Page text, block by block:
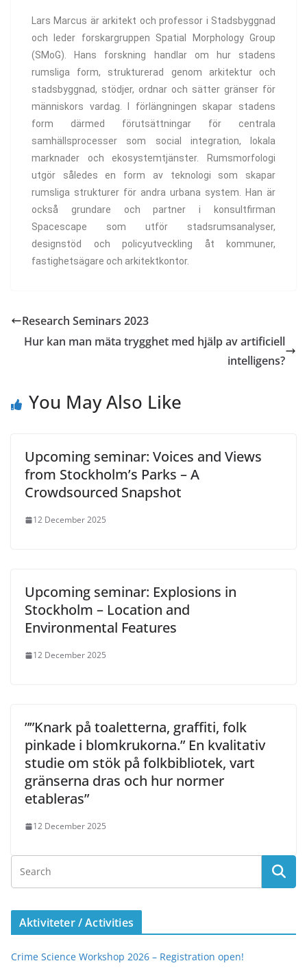
Lars Marcus är arkitekt och professor i Stadsbyggnad
och leder forskargruppen Spatial Morphology Group
(SMoG). Hans forskning handlar om hur stadens
rumsliga form, strukturerad genom arkitektur och
stadsbyggnad, stödjer, ordnar och sätter gränser för
människors vardag. I förlängningen skapar stadens
form därmed förutsättningar för centrala
samhällsprocesser som social integration, lokala
marknader och ekosystemtjänster. Rumsmorfologi
utgör således en form av teknologi som skapar
rumsliga strukturer för andra urbana system. Han är
också grundare och partner i konsultfirman
Spacescape som utför stadsrumsanalyser,
designstöd och policyutveckling åt kommuner,
fastighetsägare och arkitektkontor.
Research Seminars 2023
Hur kan man mäta trygghet med hjälp av artificiell
intelligens?
You May Also Like
Upcoming seminar: Voices and Views
from Stockholm’s Parks – A
Crowdsourced Snapshot
12 December 2025
Upcoming seminar: Explosions in
Stockholm – Location and
Environmental Features
12 December 2025
””Knark på toaletterna, graffiti, folk
pinkade i blomkrukorna.” En kvalitativ
studie om stök på folkbibliotek, vart
gränserna dras och hur normer
etableras”
12 December 2025
Aktiviteter / Activities
Crime Science Workshop 2026 – Registration open!